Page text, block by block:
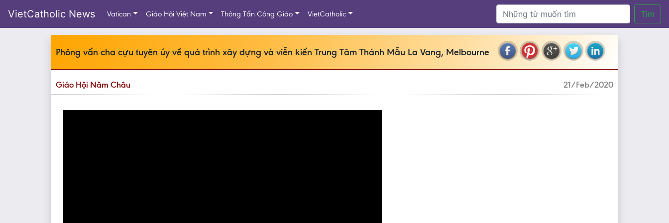
VietCatholic News Vatican Giáo Hội Việt Nam Thông Tấn Công Giáo VietCatholic Tìm
Phỏng vấn cha cựu tuyên úy về quá trình xây dựng và viễn kiến Trung Tâm Thánh Mẫu La Vang, Melbourne
Giáo Hội Năm Châu 21/Feb/2020